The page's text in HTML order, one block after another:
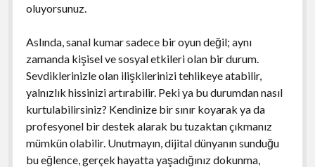
oluyorsunuz.
Aslında, sanal kumar sadece bir oyun değil; aynı
zamanda kişisel ve sosyal etkileri olan bir durum.
Sevdiklerinizle olan ilişkilerinizi tehlikeye atabilir,
yalnızlık hissinizi artırabilir. Peki ya bu durumdan nasıl
kurtulabilirsiniz? Kendinize bir sınır koyarak ya da
profesyonel bir destek alarak bu tuzaktan çıkmanız
mümkün olabilir. Unutmayın, dijital dünyanın sunduğu
bu eğlence, gerçek hayatta yaşadığınız dokunma,